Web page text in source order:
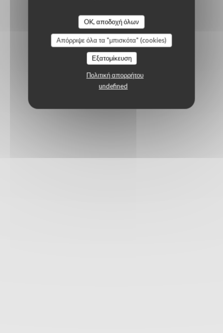
OK, αποδοχή όλων
Απόρριψε όλα τα "μπισκότα" (cookies)
Εξατομίκευση
Πολιτική απορρήτου
undefined